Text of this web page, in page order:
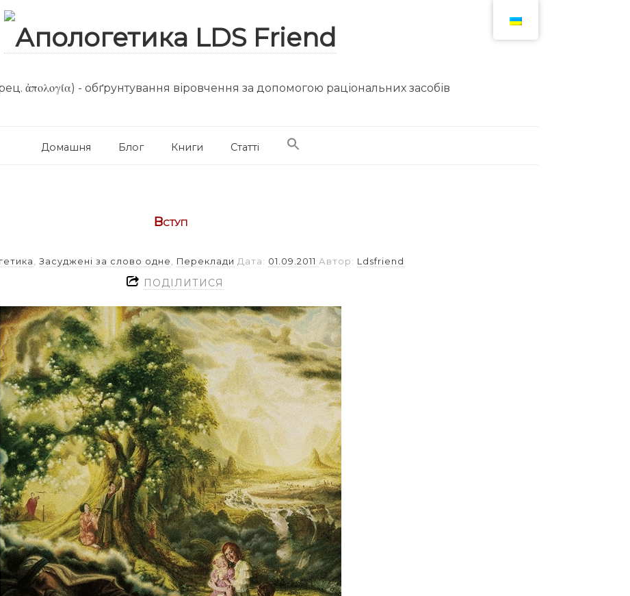
ἀπολογία) - обґрунтування віровчення за допомогою раціональних засобів
Домашня Блог Книги Статті
Вступ
Засуджені за слово одне Переклади Дата: 01.09.2011 Автор: Ldsfriend
ПОДІЛИТИСЯ